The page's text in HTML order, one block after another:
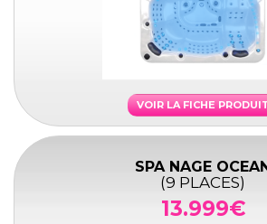
VOIR LA FICHE
SPA NAGE
(9 PLACES)
13.999€